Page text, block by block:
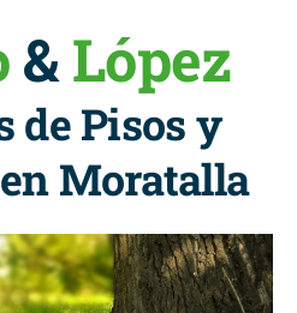
&López
de Pisos y
Moratalla